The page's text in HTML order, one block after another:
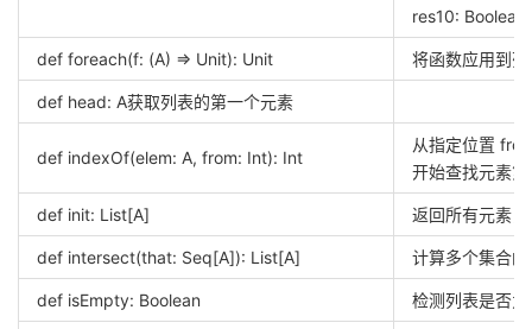
res10: Boolean
def foreach(f: (A) => Unit): Unit 将函数应用到
def head: A获取列表的第一个元素
def indexOf(elem: A, from: Int): Int
从指定位置
开始查找元素
def init: List[A] 返回所有元素
def intersect(that: Seq[A]): List[A] 计算多个集合
def isEmpty: Boolean 检测列表是否为